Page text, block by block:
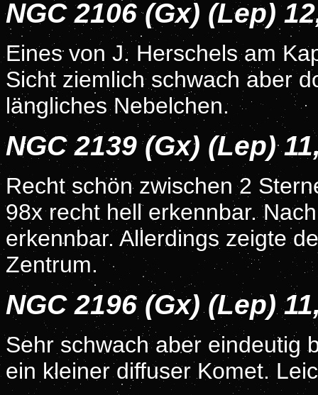
NGC 2106 (Gx) (Lep)
Eines von J. Herschels am
Sicht ziemlich schwach aber
längliches Nebelchen.
NGC 2139 (Gx) (Lep)
Recht schön zwischen 2
98x recht hell erkennbar.
erkennbar. Allerdings zeigte
Zentrum.
NGC 2196 (Gx) (Lep)
Sehr schwach aber eindeutig
ein kleiner diffuser Komet.